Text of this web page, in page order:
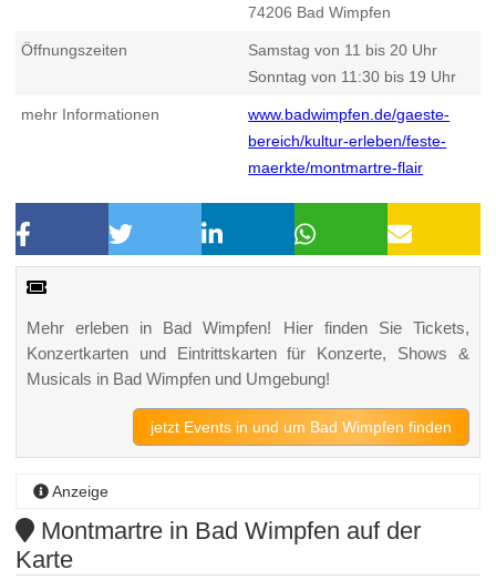
74206 Bad Wimpfen
Öffnungszeiten
Samstag von 11 bis 20 Uhr
Sonntag von 11:30 bis 19 Uhr
mehr Informationen
www.badwimpfen.de/gaeste-
bereich/kultur-erleben/feste-
maerkte/montmartre-flair
Mehr erleben in Bad Wimpfen! Hier finden Sie Tickets,
Konzertkarten und Eintrittskarten für Konzerte, Shows &
Musicals in Bad Wimpfen und Umgebung!
jetzt Events in und um Bad Wimpfen finden
Anzeige
Montmartre in Bad Wimpfen auf der
Karte